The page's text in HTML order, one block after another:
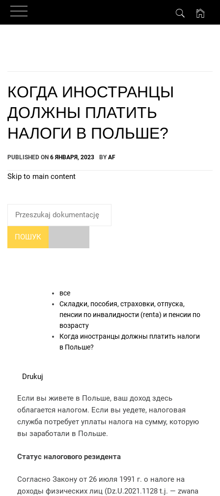
КОГДА ИНОСТРАНЦЫ
ДОЛЖНЫ ПЛАТИТЬ
НАЛОГИ В ПОЛЬШЕ?
PUBLISHED ON 6 ЯНВАРЯ, 2023 BYAF
Skip to main content
ПОШУК
все
Складки, пособия, страховки, отпуска,
пенсии по инвалидности (renta) и пенсии по
возрасту
Когда иностранцы должны платить налоги
в Польше?
Drukuj
Если вы живете в Польше, ваш доход здесь
облагается налогом. Если вы уедете, налоговая
служба потребует уплаты налога на сумму, которую
вы заработали в Польше.
Статус налогового резидента
Согласно Закону от 26 июля 1991 г. о налоге на
доходы физических лиц (Dz.U.2021.1128 t.j. — zwana